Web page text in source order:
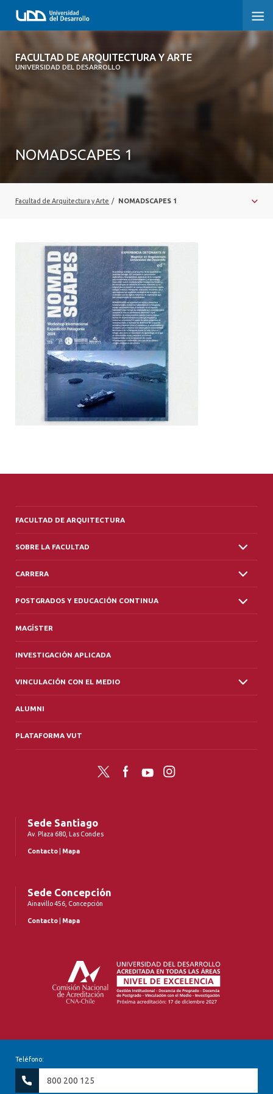
FACULTAD DE ARQUITECTURA Y ARTE
UNIVERSIDAD DEL DESARROLLO
FACULTAD DE ARQUITECTURA Y ARTE
VINCULACIÓN CON EL MEDIO
PLATAFORMA VUT
NOMADSCAPES 1
Facultad de Arquitectura y Arte / NOMADSCAPES 1
FACULTAD DE ARQUITECTURA
SOBRE LA FACULTAD
CARRERA
POSTGRADOS Y EDUCACIÓN CONTINUA
MAGÍSTER
INVESTIGACIÓN APLICADA
VINCULACIÓN CON EL MEDIO
ALUMNI
PLATAFORMA VUT
Twitter FacebookYouTubeInstagram
Sede Santiago
Av. Plaza 680, Las Condes
Contacto Mapa
Sede Concepción
Ainavillo 456, Concepción
Contacto Mapa
Teléfono:
800 200 125